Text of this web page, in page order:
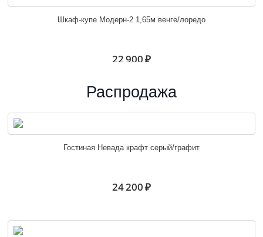
Шкаф-купе Модерн-2 1,65м венге/лоредо
22 900 ₽
Распродажа
Гостиная Невада крафт серый/графит
24 200 ₽